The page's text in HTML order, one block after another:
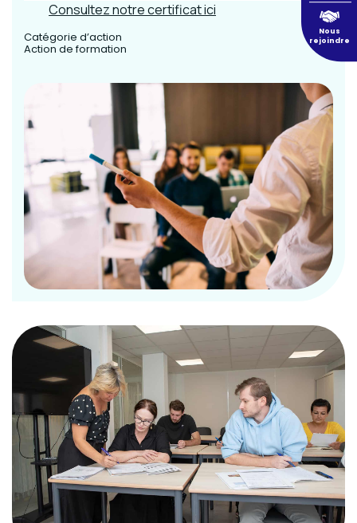
Consultez notre certificat ici
Catégorie d’action
Action de formation
Nous
rejoindre